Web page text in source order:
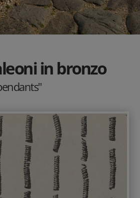
in bronzo